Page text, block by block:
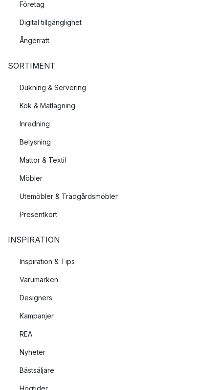
Företag
Digital tillgänglighet
Ångerrätt
SORTIMENT
Dukning & Servering
Kök & Matlagning
Inredning
Belysning
Mattor & Textil
Möbler
Utemöbler & Trädgårdsmöbler
Presentkort
INSPIRATION
Inspiration & Tips
Varumärken
Designers
Kampanjer
REA
Nyheter
Bästsäljare
Högtider